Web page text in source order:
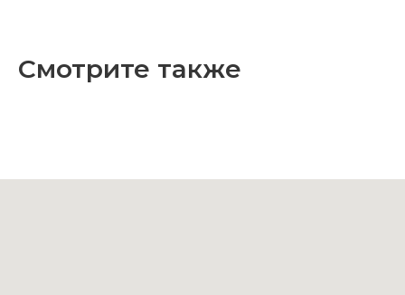
Смотрите также